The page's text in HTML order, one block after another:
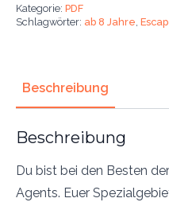
Bibliothek
des
zum
Ab
Jahre.
Kategorie: PDF
Schlagwörter: ab 8 Jahre,
Beschreibung
Beschreibung
Du bist bei den Besten
Agents. Euer